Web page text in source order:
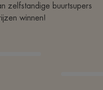
zelfstandige buurtsupers
winnen!